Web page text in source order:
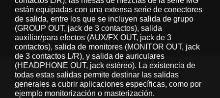
están equipadas con una extensa serie de conectores
de salida, entre los que se incluyen salida de grupo
(GROUP OUT, jack de 3 contactos), salida
auxiliar/para efectos (AUX/FX OUT, jack de 3
contactos), salida de monitores (MONITOR OUT, jack
de 3 contactos L/R), y salida de auriculares
(HEADPHONE OUT, jack estéreo). La existencia de
todas estas salidas permite destinar las salidas
generales a cubrir aplicaciones específicas, como por
ejemplo monitorización o masterización.